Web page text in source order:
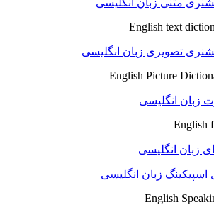
English text
تصویری زبان انگلیسی
English Picture
زبان انگلیسی
English
زبان انگلیسی
اسپیکینگ زبان انگلیسی
English